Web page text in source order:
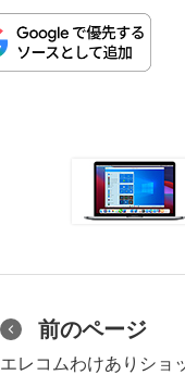
前のページ
エレコムわけありショ